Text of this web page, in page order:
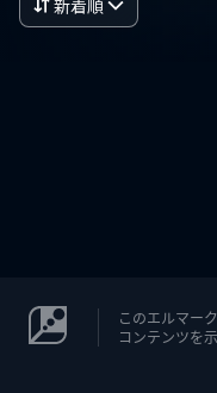
このエルマー
コンテンツを